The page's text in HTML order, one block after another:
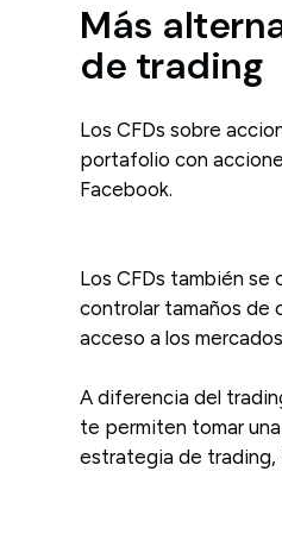
Más
de trading
Los CFDs sobre
portafolio con
Facebook.
Los CFDs también
controlar tamaños de
acceso a los
A diferencia del
te permiten tomar
estrategia de trading,